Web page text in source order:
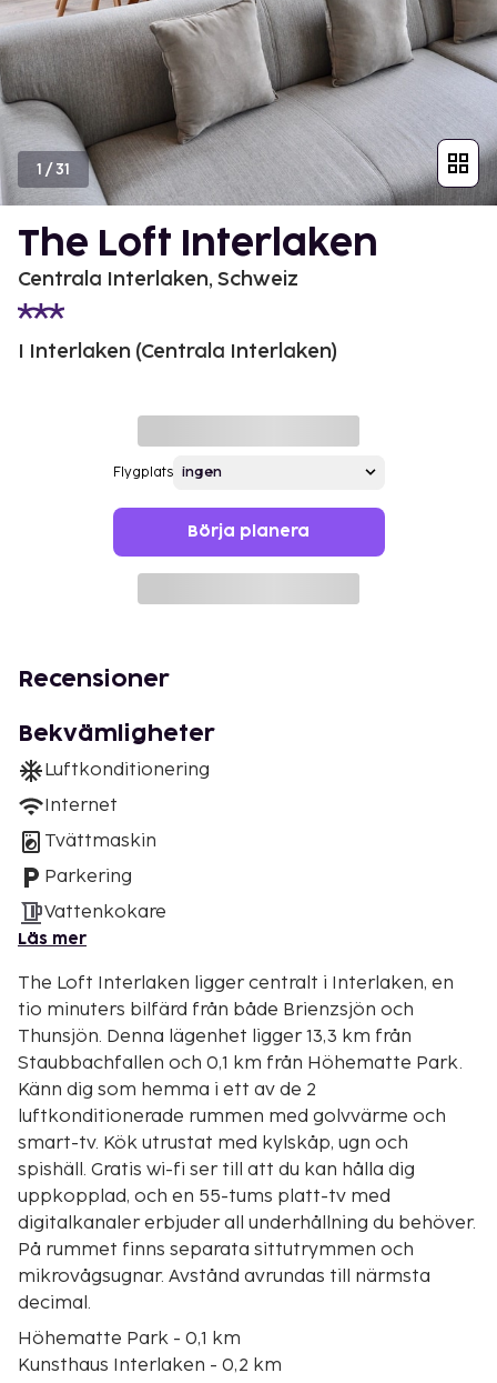
1 /31
The Loft Interlaken
Centrala Interlaken, Schweiz
I Interlaken (Centrala Interlaken)
Flygplats
Börja planera
Recensioner
Bekvämligheter
Luftkonditionering
Internet
Tvättmaskin
Parkering
Vattenkokare
Läs mer
The Loft Interlaken ligger centralt i Interlaken, en
tio minuters bilfärd från både Brienzsjön och
Thunsjön. Denna lägenhet ligger 13,3 km från
Staubbachfallen och 0,1 km från Höhematte Park.
Känn dig som hemma i ett av de 2
luftkonditionerade rummen med golvvärme och
smart-tv. Kök utrustat med kylskåp, ugn och
spishäll. Gratis wi-fi ser till att du kan hålla dig
uppkopplad, och en 55-tums platt-tv med
digitalkanaler erbjuder all underhållning du behöver.
På rummet finns separata sittutrymmen och
mikrovågsugnar. Avstånd avrundas till närmsta
decimal.
Höhematte Park - 0,1 km
Kunsthaus Interlaken - 0,2 km